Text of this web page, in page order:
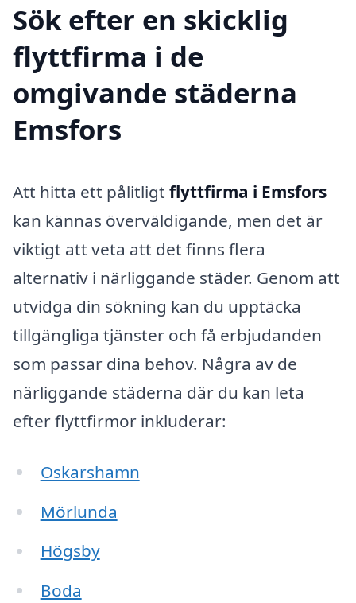
Sök efter en skicklig
flyttfirma i de
omgivande städerna
Emsfors
Att hitta ett pålitligt flyttfirma i Emsfors
kan kännas överväldigande, men det är
viktigt att veta att det finns flera
alternativ i närliggande städer. Genom att
utvidga din sökning kan du upptäcka
tillgängliga tjänster och få erbjudanden
som passar dina behov. Några av de
närliggande städerna där du kan leta
efter flyttfirmor inkluderar:
Oskarshamn
Mörlunda
Högsby
Boda